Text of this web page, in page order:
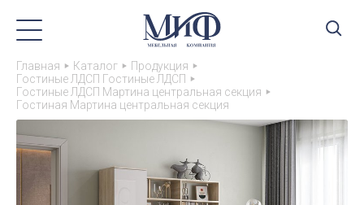
Главная Каталог
Продукция
Гостиные ЛДСП Гостиные ЛДСП
Гостиные ЛДСП Мартина центральная секция
Гостиная Мартина центральная секция